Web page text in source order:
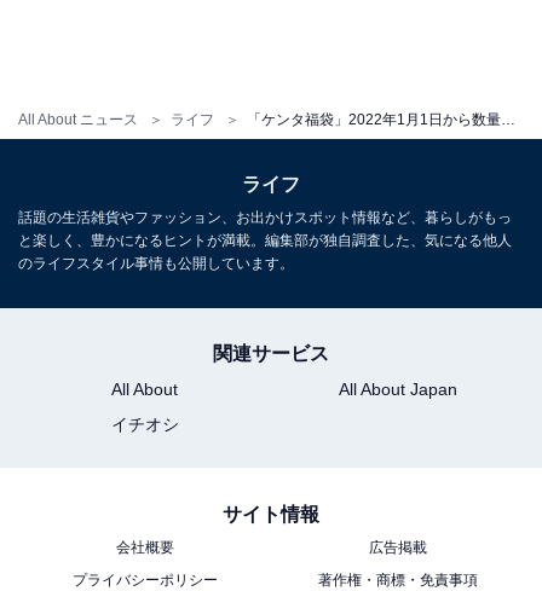
All About ニュース ライフ
ライフ
話題の生活雑貨やファッション、お出かけスポット情報など、暮らしがもっ
と楽しく、豊かになるヒントが満載。編集部が独自調査した、気になる他人
のライフスタイル事情も公開しています。
関連サービス
All About
All About Japan
イチオシ
サイト情報
会社概要
広告掲載
プライバシーポリシー
著作権・商標・免責事項